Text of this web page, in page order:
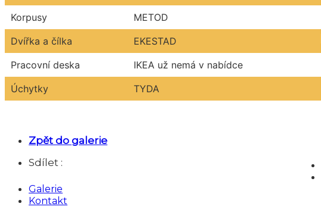
Korpusy
METOD
Dvířka a čílka
EKESTAD
Pracovní deska
IKEA už nemá v nabídce
Úchytky
TYDA
Zpět do galerie
Sdílet :
Galerie
Kontakt